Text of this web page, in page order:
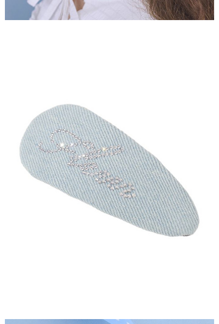
恩沛科技股份有限公司將有權停止該用戶之使用額度並採取法律行動。